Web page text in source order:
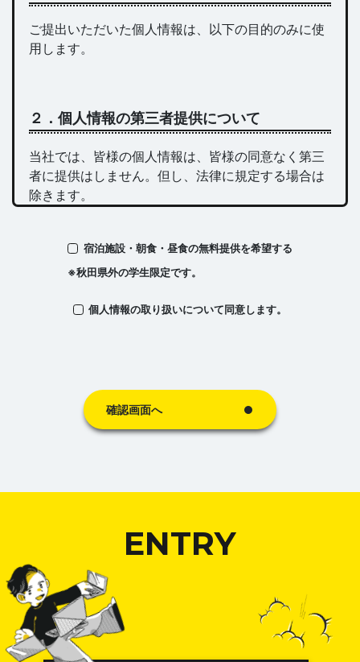
ご提出いただいた個人情報は、以下の目的のみに使
用します。
お問い合わせ頂いた方の個人情報
当社従業員の方の個人情報
ホテル・レストランご利用の方の個人情報
受託業務でお預かりした個人情報
２．個人情報の第三者提供について
当社では、皆様の個人情報は、皆様の同意なく第三
者に提供はしません。但し、法律に規定する場合は
除きます。
３．個人情報の取扱いの委託について
当社では、皆様の個人情報を、利用目的の達成の範
皆様が個人情報をご提供されることは任意です。た
５．個人情報の開示に関するお問い合せにつ
いて
当社では、皆様の個人情報について、本人又は代理
宿泊施設・朝食・昼食の無料提供を希望する
※秋田県外の学生限定です。
個人情報の取り扱いについて同意します。
確認画面へ
ENTRY